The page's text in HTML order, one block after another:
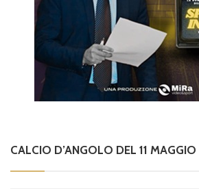
CALCIO D’ANGOLO DEL 11